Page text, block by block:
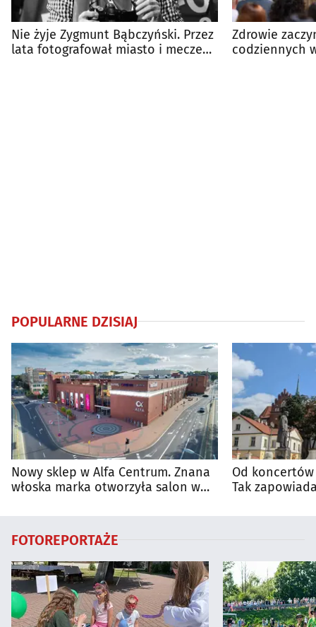
Nie żyje Zygmunt Bąbczyński. Przez
lata fotografował miasto i mecze
Zdrowie
codziennych
POPULARNE DZISIAJ
Nowy sklep w Alfa Centrum. Znana
włoska marka otworzyła salon w
Od
Tak
FOTOREPORTAŻE